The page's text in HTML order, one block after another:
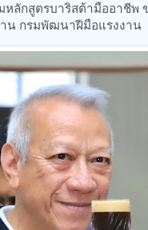
หลักสูตรบาริสต้ามืออาชี
น กรมพัฒนาฝีมือแรงงาน